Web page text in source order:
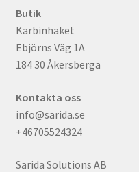
Butik
Karbinhaket
Ebjörns Väg 1A
184 30 Åkersberga
Kontakta oss
info@sarida.se
+46705524324
Sarida Solutions AB